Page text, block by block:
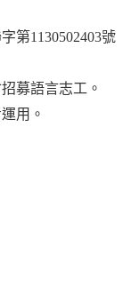
第1130502403號
募語言志工。
用。